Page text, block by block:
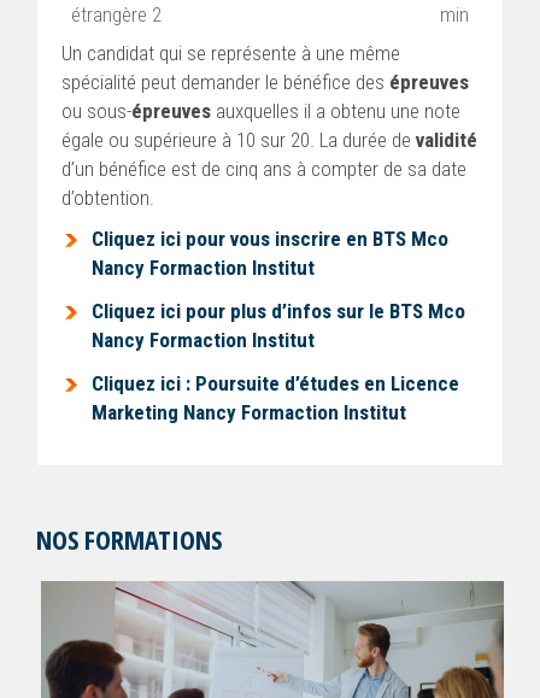
étrangère 2
min
Un candidat qui se représente à une même
spécialité peut demander le bénéfice des épreuves
ou sous-épreuves auxquelles il a obtenu une note
égale ou supérieure à 10 sur 20. La durée de validité
d’un bénéfice est de cinq ans à compter de sa date
d’obtention.
Cliquez ici pour vous inscrire en BTS Mco
Nancy Formaction Institut
Cliquez ici pour plus d’infos sur le BTS Mco
Nancy Formaction Institut
Cliquez ici : Poursuite d’études en Licence
Marketing Nancy Formaction Institut
NOS FORMATIONS